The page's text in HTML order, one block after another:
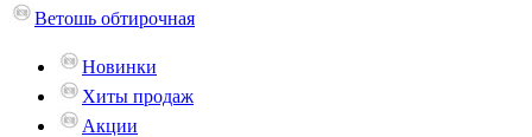
Ветошь обтирочная
Новинки
Хиты продаж
Акции